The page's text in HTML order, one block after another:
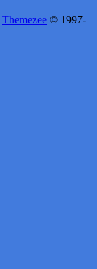
Themezee © 1997-